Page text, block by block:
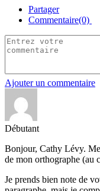
Partager
Commentaire(0)
Ajouter un commentaire
Débutant
Bonjour, Cathy Lévy.
de mon orthographe (au
Je prends bien note de